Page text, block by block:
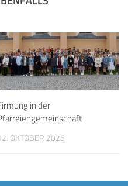
in der
OKTOBER 2025